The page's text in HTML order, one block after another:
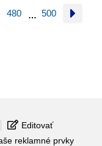
480 … 500
Editovať
reklamné prvky